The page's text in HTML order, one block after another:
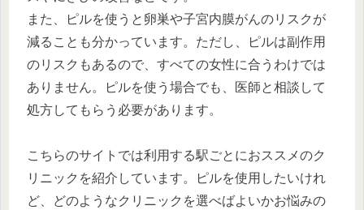
また、ピルを使うと卵巣や子宮内膜がんのリスクが
減ることも分かっています。ただし、ピルは副作用
のリスクもあるので、すべての女性に合うわけでは
ありません。ピルを使う場合でも、医師と相談して
処方してもらう必要があります。
こちらのサイトでは利用する駅ごとにおススメのク
リニックを紹介しています。ピルを使用したいけれ
ど、どのようなクリニックを選べばよいかお悩みの